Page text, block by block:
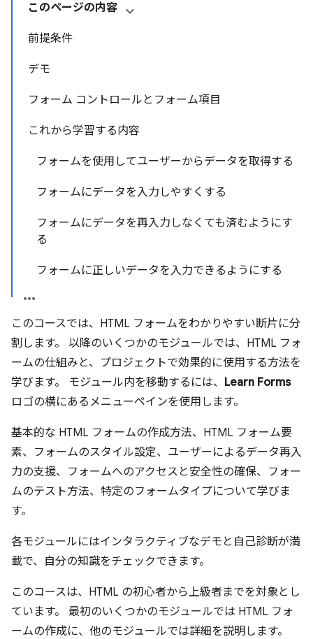
このページの内容
前提条件
デモ
フォーム コントロールとフォーム項目
これから学習する内容
フォームを使用してユーザーからデータを取得する
フォームにデータを入力しやすくする
フォームにデータを再入力しなくても済むようにす
る
フォームに正しいデータを入力できるようにする
このコースでは、HTML フォームをわかりやすい断片に分
割します。 以降のいくつかのモジュールでは、HTML フォ
ームの仕組みと、プロジェクトで効果的に使用する方法を
学びます。 モジュール内を移動するには、 Learn Forms
ロゴの横にあるメニューペインを使用します。
基本的な HTML フォームの作成方法、HTML フォーム要
素、フォームのスタイル設定、ユーザーによるデータ再入
力の支援、フォームへのアクセスと安全性の確保、フォー
ムのテスト方法、特定のフォームタイプについて学びま
す。
各モジュールにはインタラクティブなデモと自己診断が満
載で、自分の知識をチェックできます。
このコースは、HTML の初心者から上級者までを対象とし
ています。 最初のいくつかのモジュールでは HTML フォ
ームの作成に、他のモジュールでは詳細を説明します。